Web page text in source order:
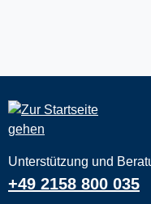
Unterstützung und
+49 2158 800 035